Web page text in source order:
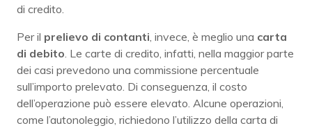
di credito.
Per il prelievo di contanti , invece, è meglio una carta
di debito . Le carte di credito, infatti, nella maggior parte
dei casi prevedono una commissione percentuale
sull’importo prelevato. Di conseguenza, il costo
dell’operazione può essere elevato. Alcune operazioni,
come l’autonoleggio, richiedono l’utilizzo della carta di